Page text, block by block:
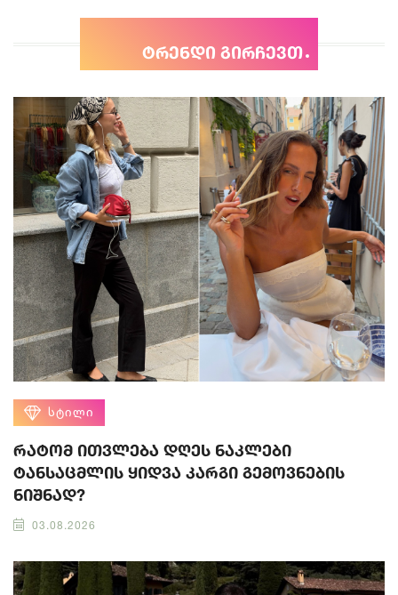
ტრენდი გირჩევთ
ᲡᲢᲘᲚᲘ
რატომ ითვლება დღეს ნაკლები
ტანსაცმლის ყიდვა კარგი გემოვნების
ნიშნად?
03.08.2026